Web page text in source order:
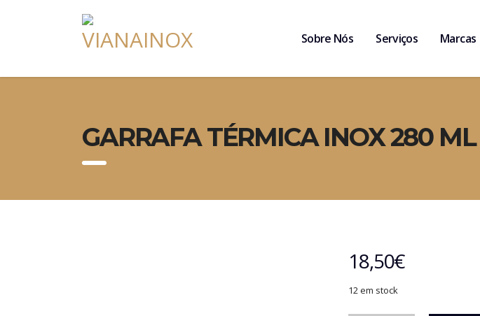
Sobre Nós Serviços Marcas
GARRAFA TÉRMICA INOX 280
18,50€
12 em stock